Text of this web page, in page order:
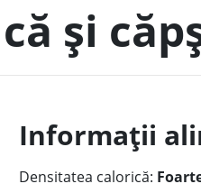
și
Informații
Densitatea calorică: